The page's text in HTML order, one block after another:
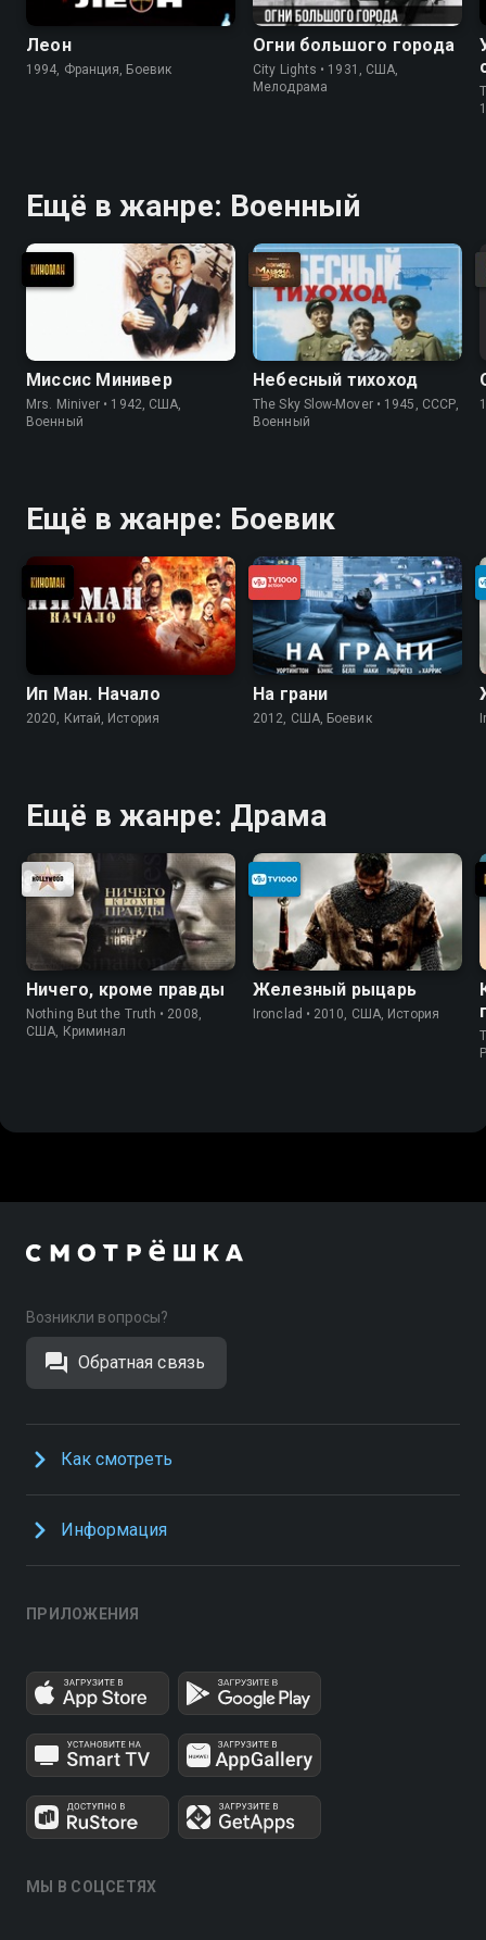
Леон
1994, Франция, Боевик
Огни большого города
City Lights • 1931, США,
Мелодрама
Ещё в жанре: Военный
Миссис Минивер
Mrs. Miniver • 1942, США,
Военный
Небесный тихоход
The Sky Slow-Mover • 1945, СССР,
Военный
Ещё в жанре: Боевик
Ип Ман. Начало
2020, Китай, История
На грани
2012, США, Боевик
Ещё в жанре: Драма
Ничего, кроме правды
Nothing But the Truth • 2008,
США, Криминал
Железный рыцарь
Ironclad • 2010, США, История
Возникли вопросы?
Обратная связь
Как смотреть
Информация
ПРИЛОЖЕНИЯ
МЫ В СОЦСЕТЯХ